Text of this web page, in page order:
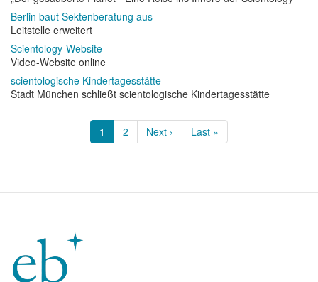
Berlin baut Sektenberatung aus
Leitstelle erweitert
Scientology-Website
Video-Website online
scientologische Kindertagesstätte
Stadt München schließt scientologische Kindertagesstätte
Seitennummerierung
Aktuelle
Seite
1 Page
2
Nächste
Seite
Next ›
Letzte
Seite
Last »